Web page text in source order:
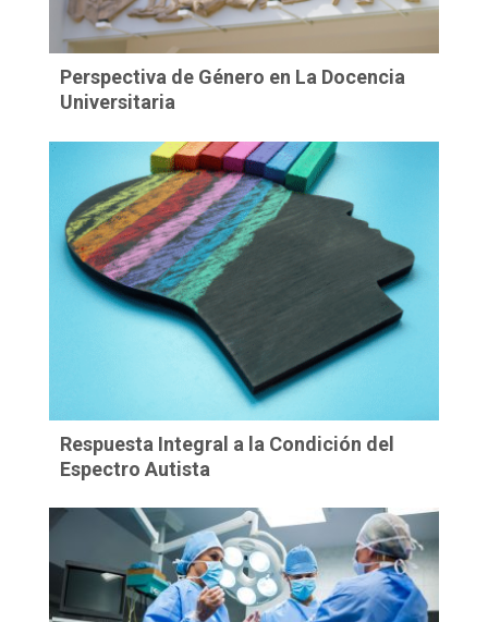
Perspectiva de Género en La Docencia
Universitaria
Respuesta Integral a la Condición del
Espectro Autista